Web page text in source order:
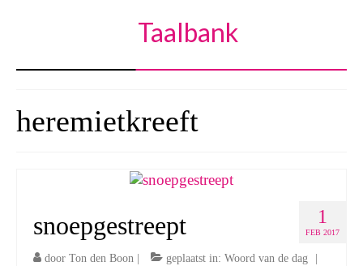
Taalbank
heremietkreeft
1
FEB 2017
snoepgestreept
door Ton den Boon | geplaatst in: Woord van de dag
|